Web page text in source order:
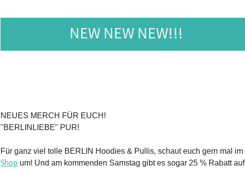
NEW NEW NEW!!!
NEUES MERCH FÜR EUCH!
"BERLINLIEBE" PUR!
Für ganz viel tolle BERLIN Hoodies & Pullis, schaut euch gern mal im
Shop um! Und am kommenden Samstag gibt es sogar 25 % Rabatt auf